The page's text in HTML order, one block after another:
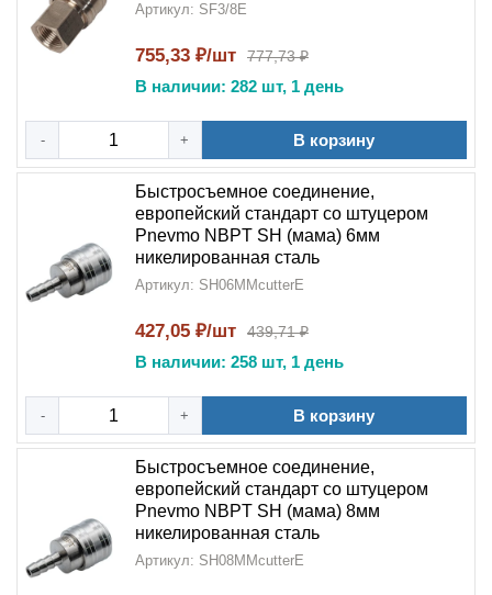
Артикул: SF3/8E
755,33 ₽/шт 777,73 ₽
В наличии: 282 шт, 1 день
- + В корзину
Быстросъемное соединение,
европейский стандарт со штуцером
Pnevmo NBPT SH (мама) 6мм
никелированная сталь
Артикул: SH06MMcutterE
427,05 ₽/шт 439,71 ₽
В наличии: 258 шт, 1 день
- + В корзину
Быстросъемное соединение,
европейский стандарт со штуцером
Pnevmo NBPT SH (мама) 8мм
никелированная сталь
Артикул: SH08MMcutterE